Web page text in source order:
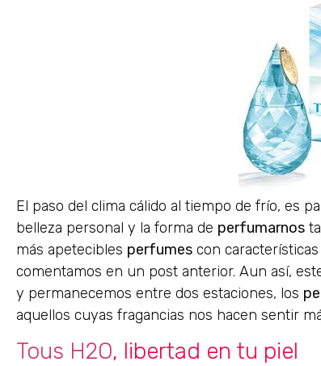
El paso del clima cálido al tiempo de frío, es
belleza personal y la forma de perfumarnos
más apetecibles perfumes con
comentamos en un post anterior. Aun así,
y permanecemos entre dos estaciones, los
aquellos cuyas fragancias nos hacen sentir
Tous H2O, libertad en tu piel